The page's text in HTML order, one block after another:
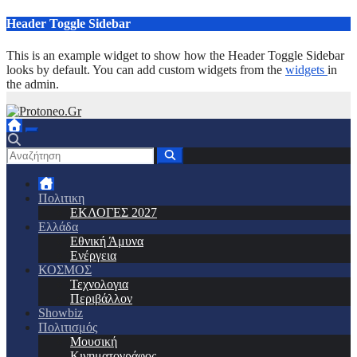
Μετάβαση
περιεχόμενο
Header Toggle Sidebar
This is an example widget to show how the Header Toggle Sidebar
looks by default. You can add custom widgets from the widgets in
the admin.
Πολιτικη
ΕΚΛΟΓΕΣ 2027
Ελλάδα
Εθνική Άμυνα
Ενέργεια
ΚΟΣΜΟΣ
Τεχνολογια
Περιβάλλον
Showbiz
Πολιτισμός
Μουσική